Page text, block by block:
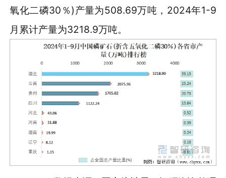
氧化二磷30％)产量为508.69万吨，2024年1-9
月累计产量为3218.9万吨。